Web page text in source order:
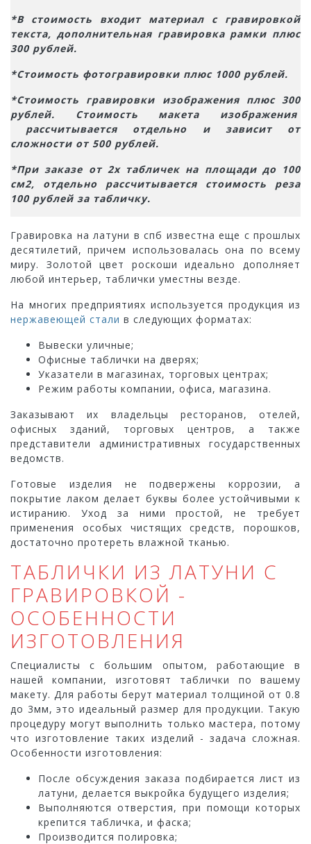
*В стоимость входит материал с гравировкой
текста, дополнительная гравировка рамки плюс
300 рублей.
*Стоимость фотогравировки плюс 1000 рублей.
*Стоимость гравировки изображения плюс 300
рублей. Стоимость макета изображения
рассчитывается отдельно и зависит от
сложности от 500 рублей.
*При заказе от 2х табличек на площади до 100
см2, отдельно рассчитывается стоимость реза
100 рублей за табличку.
Гравировка на латуни в спб известна еще с прошлых
десятилетий, причем использовалась она по всему
миру. Золотой цвет роскоши идеально дополняет
любой интерьер, таблички уместны везде.
На многих предприятиях используется продукция из
нержавеющей стали в следующих форматах:
Вывески уличные;
Офисные таблички на дверях;
Указатели в магазинах, торговых центрах;
Режим работы компании, офиса, магазина.
Заказывают их владельцы ресторанов, отелей,
офисных зданий, торговых центров, а также
представители административных государственных
ведомств.
Готовые изделия не подвержены коррозии, а
покрытие лаком делает буквы более устойчивыми к
истиранию. Уход за ними простой, не требует
применения особых чистящих средств, порошков,
достаточно протереть влажной тканью.
ТАБЛИЧКИ ИЗ ЛАТУНИ С
ГРАВИРОВКОЙ -
ОСОБЕННОСТИ
ИЗГОТОВЛЕНИЯ
Специалисты с большим опытом, работающие в
нашей компании, изготовят таблички по вашему
макету. Для работы берут материал толщиной от 0.8
до 3мм, это идеальный размер для продукции. Такую
процедуру могут выполнить только мастера, потому
что изготовление таких изделий - задача сложная.
Особенности изготовления:
После обсуждения заказа подбирается лист из
латуни, делается выкройка будущего изделия;
Выполняются отверстия, при помощи которых
крепится табличка, и фаска;
Производится полировка;